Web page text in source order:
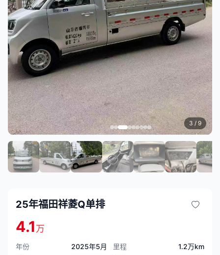
3 / 9
25年福田祥菱Q单排
4.1万
年份 2025年5月 里程
1.2万km